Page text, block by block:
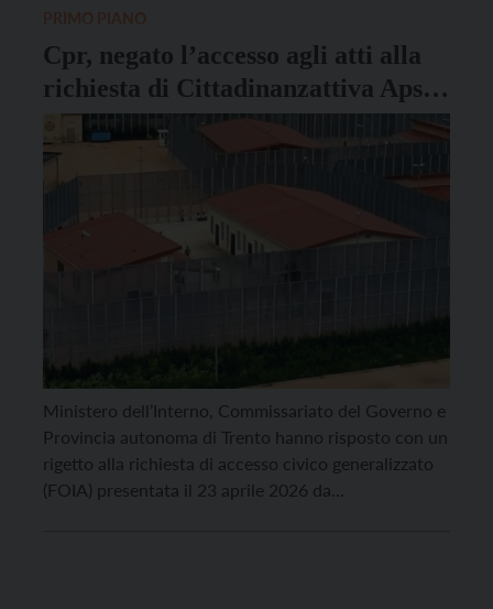
Cpr, negato l’accesso agli atti alla
richiesta di Cittadinanzattiva Aps e
Assemblea Antirazzista Trento
Ministero dell’Interno, Commissariato del Governo e
Provincia autonoma di Trento hanno risposto con un
rigetto alla richiesta di accesso civico generalizzato
(FOIA) presentata il 23 aprile 2026 da